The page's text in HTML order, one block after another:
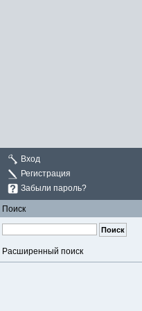
Вход
Регистрация
Забыли пароль?
Поиск
Расширенный поиск